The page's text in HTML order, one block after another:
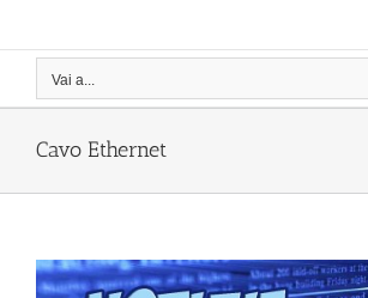
Vai a...
Cavo Ethernet